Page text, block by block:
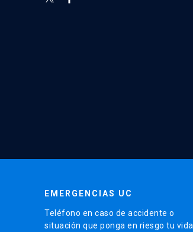
EMERGENCIAS UC
Teléfono en caso de accidente o
situación que ponga en riesgo tu vida